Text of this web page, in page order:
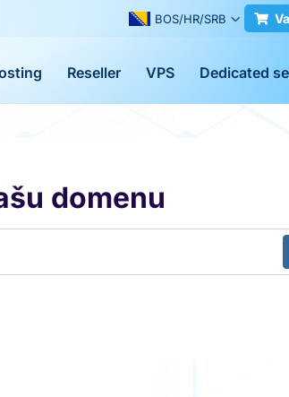
BOS/HR/SRB
Reseller VPS Dedicated
domenu